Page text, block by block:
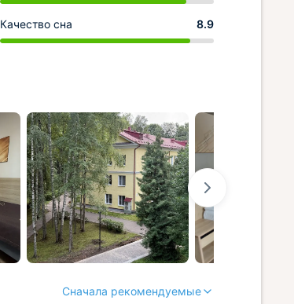
Качество сна 8.9
Сначала рекомендуемые